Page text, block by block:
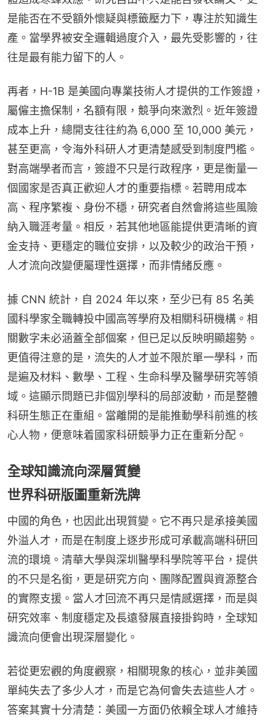
是能否在不受額外懷疑與標籤壓力下，專注於知識生
產。當學界被安全邏輯過度介入，最先受影響的，往
往是最有能力留下的人。
再者，H-1B 是美國向專業技術人才提供的工作簽證，
屬僱主擔保制，名額有限，競爭向來激烈。近年簽證
成本上升，總開支往往約為 6,000 至 10,000 美元，
甚至更高，令海外科研人才更清楚感受到制度門檻。
對高端學者而言，簽證不只是行政程序，更是衡量一
個國家是否真正歡迎人才的重要指標。若聘用成本
高、程序繁複、身份不穩，研究者自然會將這些風險
納入職涯考量。相反，若其他地區能提供更清晰的資
金支持、更穩定的職位安排，以及較少的政治干預，
人才流向改變便屬理性選擇，而非情緒反應。
據 CNN 統計，自 2024 年以來，至少已有 85 名美
國科學家全職轉投中國高等學府及相關科研機構。相
關數字未必涵蓋全部個案，但已足以反映明顯趨勢。
更值得注意的是，流失的人才並不限於單一學科，而
是遍及材料、數學、工程、生命科學及醫學研究等領
域。這顯示問題已非個別學科的局部波動，而是整體
科研生態正在重組。當離開的是能推動學科前進的核
心人物，便意味着國家科研競爭力正在重新分配。
全球知識流向深層質變
世界科研版圖重新洗牌
中國的角色，也因此出現質變。它不再只是承接美國
外溢人才，而是在制度上逐步形成可承載高端科研回
流的環境。清華大學與深圳醫學科學院等平台，提供
的不只是名銜，更是研究方向、團隊配置與資源整合
的實際支援。當人才回流不再只是情感選擇，而是與
研究效率、制度穩定及長遠發展直接掛鈎時，全球知
識流向便會出現深層變化。
若從更宏觀的角度觀察，相關現象的核心，並非美國
單純失去了多少人才，而是它為何會失去這些人才。
答案其實十分清楚：美國一方面仍依賴全球人才維持